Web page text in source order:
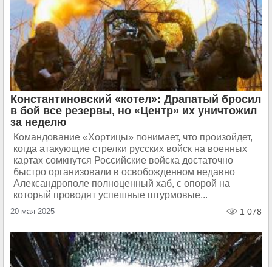
Константиновский «котел»: Драпатый бросил
в бой все резервы, но «Центр» их уничтожил
за неделю
Командование «Хортицы» понимает, что произойдет,
когда атакующие стрелки русских войск на военных
картах сомкнутся Российские войска достаточно
быстро организовали в освобожденном недавно
Александрополе полноценный хаб, с опорой на
который проводят успешные штурмовые...
20 мая 2025 1 078